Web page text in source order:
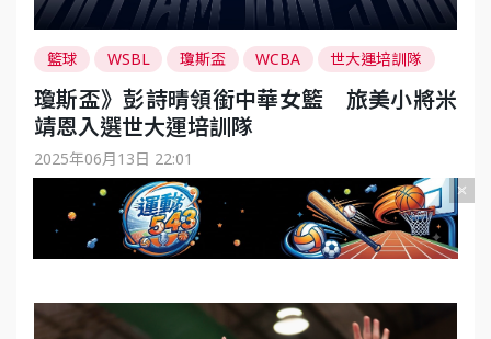
籃球 WSBL 瓊斯盃 WCBA
世大運培訓隊
中華女籃
米靖恩
瓊斯盃》彭詩晴領銜中華女籃 旅美小將米
靖恩入選世大運培訓隊
2025年06月13日 22:01